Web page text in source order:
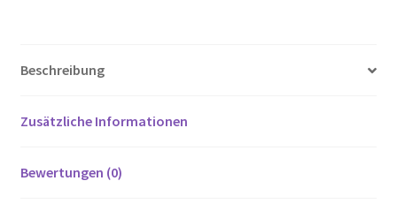
o
k
er
Beschreibung
Zusätzliche Informationen
Bewertungen (0)